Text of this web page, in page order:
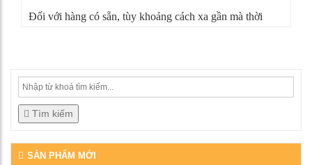
Đối với hàng có sẵn, tùy khoảng cách xa gần mà thời
Tìm kiếm
SẢN PHẨM MỚI